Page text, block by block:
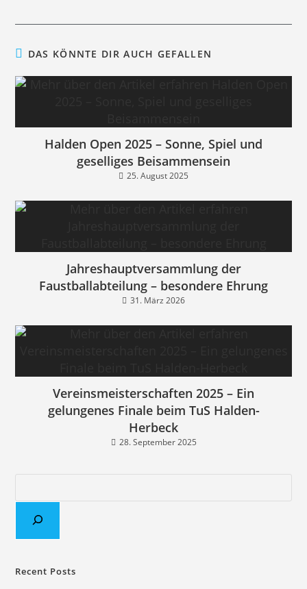
DAS KÖNNTE DIR AUCH GEFALLEN
Halden Open 2025 – Sonne, Spiel und
geselliges Beisammensein
25. August 2025
Jahreshauptversammlung der
Faustballabteilung – besondere Ehrung
31. März 2026
Vereinsmeisterschaften 2025 – Ein
gelungenes Finale beim TuS Halden-
Herbeck
28. September 2025
Recent Posts